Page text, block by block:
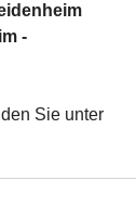
-
Sie unter